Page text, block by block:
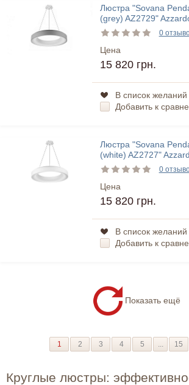
Люстра "Sovana
(grey) AZ2729"
0
Цена
15 820 грн.
В список желаний
Добавить к
Люстра "Sovana
(white) AZ2727"
0
Цена
15 820 грн.
В список желаний
Добавить к
Показать ещё
1 2 3 4 5 ... 15
Круглые люстры: